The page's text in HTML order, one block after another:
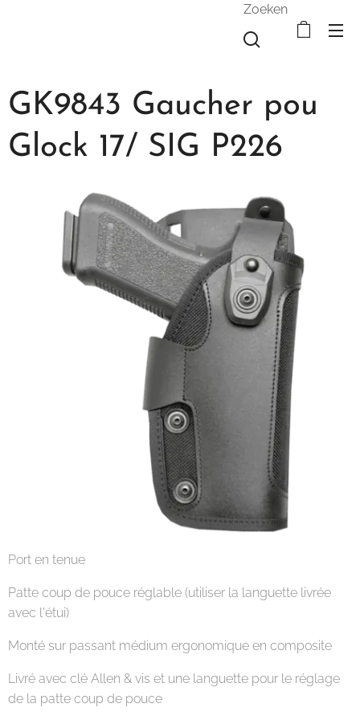
Zoeken
GK9843 Gaucher pou
Glock 17/ SIG P226
Port en tenue
Patte coup de pouce réglable (utiliser la languette livrée
avec l'étui)
Monté sur passant médium ergonomique en composite
Livré avec clé Allen & vis et une languette pour le réglage
de la patte coup de pouce